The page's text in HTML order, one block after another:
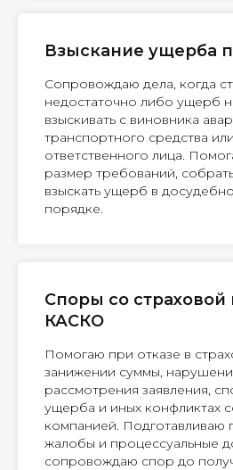
Взыскание ущерба
Сопровождаю дела, когда
недостаточно либо ущерб
взыскивать с виновника
транспортного средства
ответственного лица.
размер требований,
взыскать ущерб в
порядке.
Споры со
КАСКО
Помогаю при отказе в
занижении суммы,
рассмотрения заявления,
ущерба и иных конфликтах
компанией. Подготавливаю
жалобы и процессуальные
сопровождаю спор до